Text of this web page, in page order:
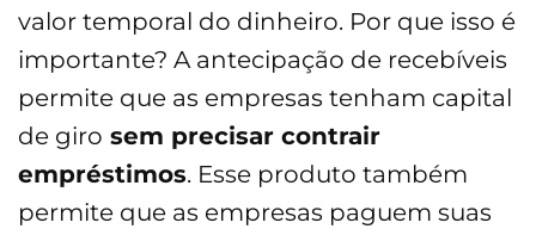
valor temporal do dinheiro. Por que isso é
importante? A antecipação de recebíveis
permite que as empresas tenham capital
de giro sem precisar contrair
empréstimos. Esse produto também
permite que as empresas paguem suas